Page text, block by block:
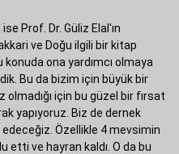
Prof. Dr. Güliz Elal'ın
ve Doğu ilgili bir kitap
ona yardımcı olmaya
Bu da bizim için büyük bir
olmadığı için bu güzel bir fırsat
yapıyoruz. Biz de dernek
edeceğiz. Özellikle 4 mevsimin
etti ve hayran kaldı. O da bu